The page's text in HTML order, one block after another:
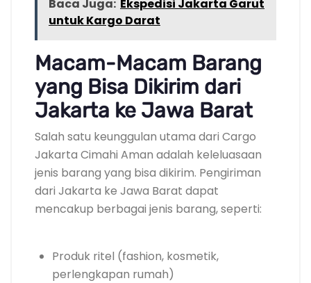
Baca Juga: Ekspedisi Jakarta Garut
untuk Kargo Darat
Macam-Macam Barang
yang Bisa Dikirim dari
Jakarta ke Jawa Barat
Salah satu keunggulan utama dari Cargo
Jakarta Cimahi Aman adalah keleluasaan
jenis barang yang bisa dikirim. Pengiriman
dari Jakarta ke Jawa Barat dapat
mencakup berbagai jenis barang, seperti:
Produk ritel (fashion, kosmetik,
perlengkapan rumah)